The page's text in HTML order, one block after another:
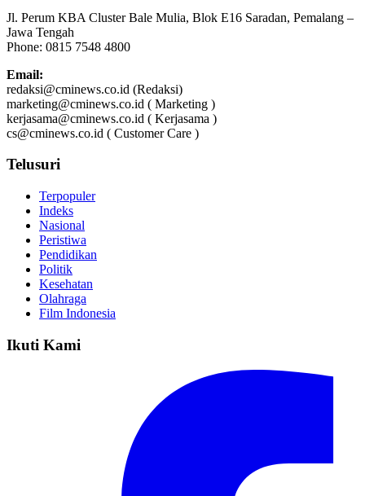
Jl. Perum KBA Cluster Bale Mulia, Blok E16 Saradan, Pemalang –
Jawa Tengah
Phone: 0815 7548 4800
Email:
redaksi@cminews.co.id (Redaksi)
marketing@cminews.co.id ( Marketing )
kerjasama@cminews.co.id ( Kerjasama )
cs@cminews.co.id ( Customer Care )
Telusuri
Terpopuler
Indeks
Nasional
Peristiwa
Pendidikan
Politik
Kesehatan
Olahraga
Film Indonesia
Ikuti Kami